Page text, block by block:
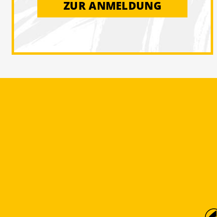
ZUR ANMELDUNG